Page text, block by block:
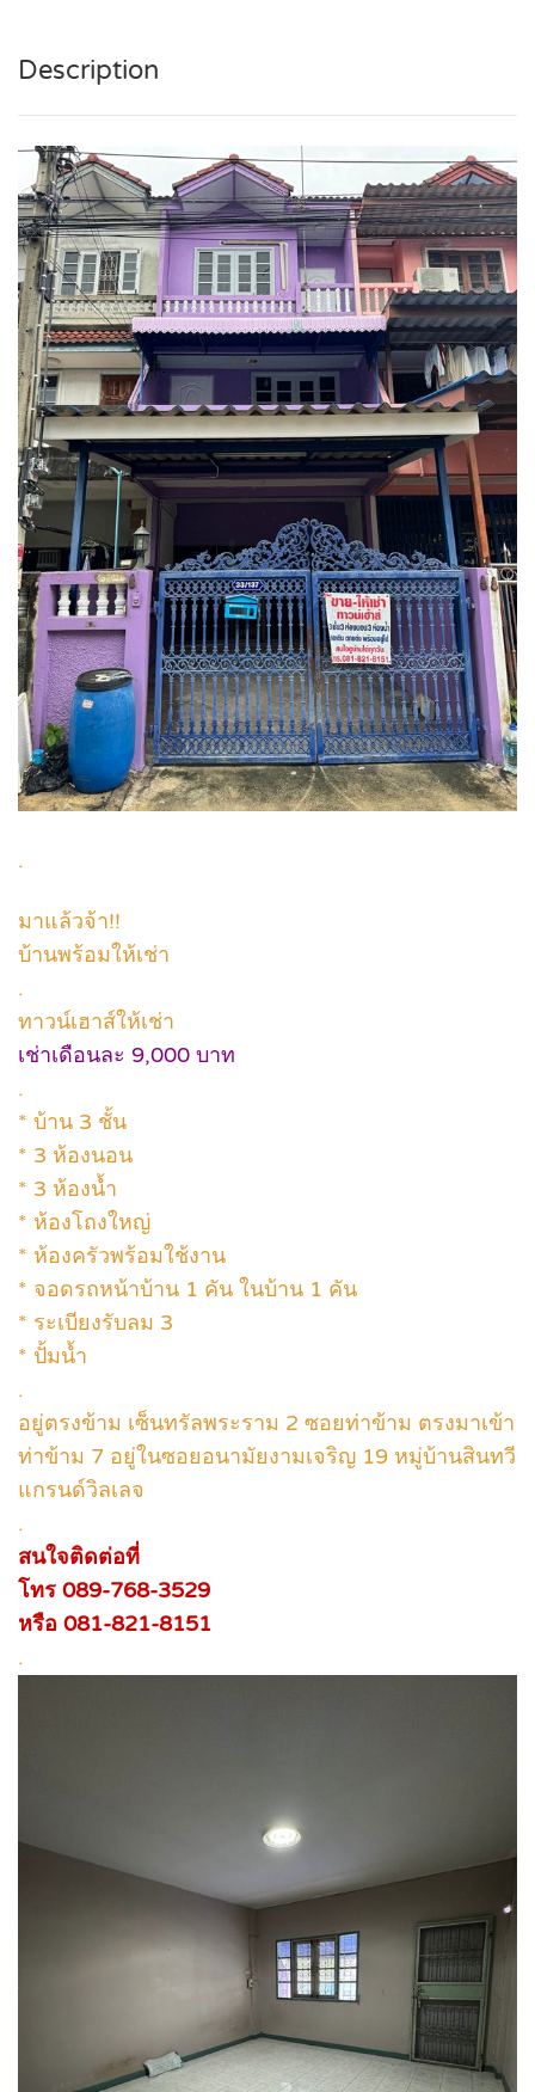
Description
.
มาแล้วจ้า!!
บ้านพร้อมให้เช่า
.
ทาวน์เฮาส์ให้เช่า
เช่าเดือนละ 9,000 บาท
.
* บ้าน 3 ชั้น
* 3 ห้องนอน
* 3 ห้องน้ำ
* ห้องโถงใหญ่
* ห้องครัวพร้อมใช้งาน
* จอดรถหน้าบ้าน 1 คัน ในบ้าน 1 คัน
* ระเบียงรับลม 3
* ปั้มน้ำ
.
อยู่ตรงข้าม เซ็นทรัลพระราม 2 ซอยท่าข้าม ตรงมาเข้า
ท่าข้าม 7 อยู่ในซอยอนามัยงามเจริญ 19 หมู่บ้านสินทวี
แกรนด์วิลเลจ
.
สนใจติดต่อที่
โทร 089-768-3529
หรือ 081-821-8151
.